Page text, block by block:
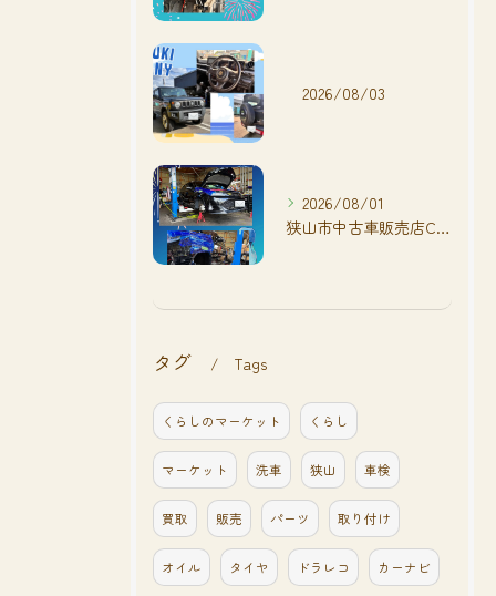
2026/08/03
2026/08/01
狭山市中古車販売店CarShop FACT.🚗
タグ Tags
くらしのマーケット くらし
マーケット 洗車 狭山 車検
買取 販売 パーツ 取り付け
オイル タイヤ ドラレコ カーナビ